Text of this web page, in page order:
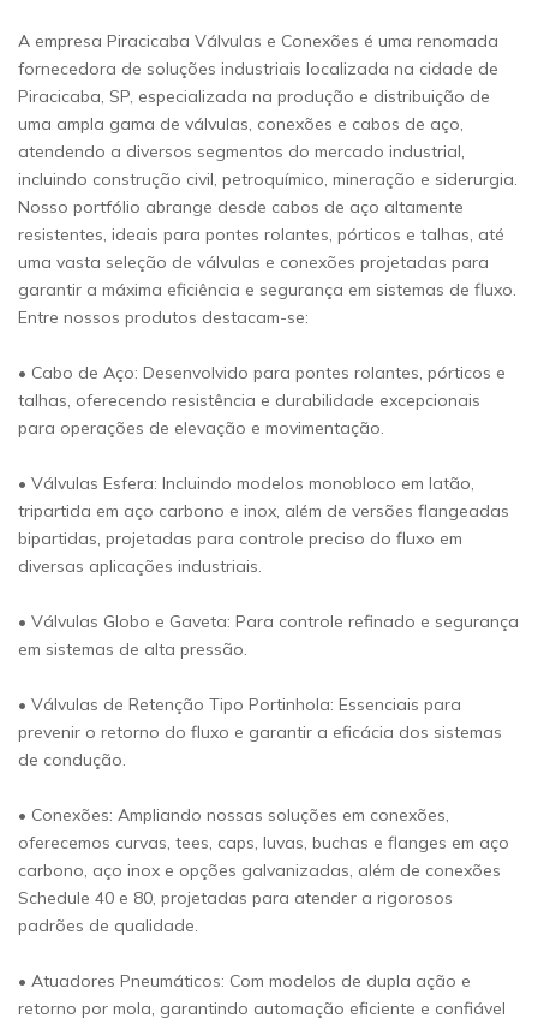
A empresa Piracicaba Válvulas e Conexões é uma renomada
fornecedora de soluções industriais localizada na cidade de
Piracicaba, SP, especializada na produção e distribuição de
uma ampla gama de válvulas, conexões e cabos de aço,
atendendo a diversos segmentos do mercado industrial,
incluindo construção civil, petroquímico, mineração e siderurgia.
Nosso portfólio abrange desde cabos de aço altamente
resistentes, ideais para pontes rolantes, pórticos e talhas, até
uma vasta seleção de válvulas e conexões projetadas para
garantir a máxima eficiência e segurança em sistemas de fluxo.
Entre nossos produtos destacam-se:
• Cabo de Aço: Desenvolvido para pontes rolantes, pórticos e
talhas, oferecendo resistência e durabilidade excepcionais
para operações de elevação e movimentação.
• Válvulas Esfera: Incluindo modelos monobloco em latão,
tripartida em aço carbono e inox, além de versões flangeadas
bipartidas, projetadas para controle preciso do fluxo em
diversas aplicações industriais.
• Válvulas Globo e Gaveta: Para controle refinado e segurança
em sistemas de alta pressão.
• Válvulas de Retenção Tipo Portinhola: Essenciais para
prevenir o retorno do fluxo e garantir a eficácia dos sistemas
de condução.
• Conexões: Ampliando nossas soluções em conexões,
oferecemos curvas, tees, caps, luvas, buchas e flanges em aço
carbono, aço inox e opções galvanizadas, além de conexões
Schedule 40 e 80, projetadas para atender a rigorosos
padrões de qualidade.
• Atuadores Pneumáticos: Com modelos de dupla ação e
retorno por mola, garantindo automação eficiente e confiável